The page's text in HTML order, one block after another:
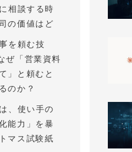
相談する時
の価値はど
を頼む技
「営業資料
」と頼むと
のか？
、使い手の
能力」を暴
マス試験紙